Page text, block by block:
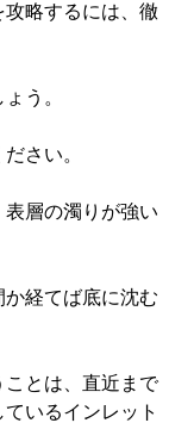
略するには、徹
う。
さい。
層の濁りが強い
経てば底に沈む
とは、直近まで
いるインレット